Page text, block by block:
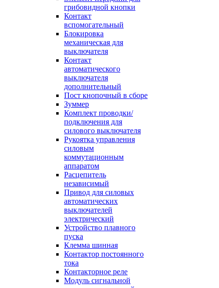
грибовидной кнопки
Контакт
вспомогательный
Блокировка
механическая для
выключателя
Контакт
автоматического
выключателя
дополнительный
Пост кнопочный в сборе
Зуммер
Комплект проводки/
подключения для
силового выключателя
Рукоятка управления
силовым
коммутационным
аппаратом
Расцепитель
независимый
Привод для силовых
автоматических
выключателей
электрический
Устройство плавного
пуска
Клемма шинная
Контактор постоянного
тока
Контакторное реле
Модуль сигнальной